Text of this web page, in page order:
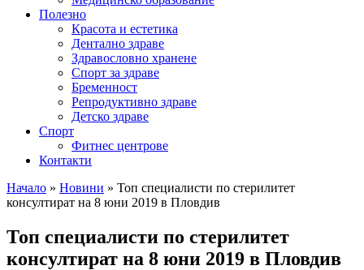
Полезно
Красота и естетика
Дентално здраве
Здравословно хранене
Спорт за здраве
Бременност
Репродуктивно здраве
Детско здраве
Спорт
Фитнес центрове
Контакти
Начало » Новини » Топ специалисти по стерилитет
консултират на 8 юни 2019 в Пловдив
Топ специалисти по стерилитет
консултират на 8 юни 2019 в Пловдив